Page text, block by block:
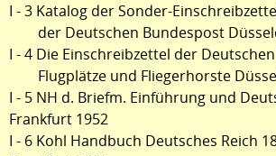
I - 3 Katalog der Sonder-
der Deutschen Bundespost
I - 4 Die Einschreibzettel der
Flugplätze und Fliegerhorste
I - 5 NH d. Briefm. Einführung und
Frankfurt 1952
I - 6 Kohl Handbuch Deutsches Reich